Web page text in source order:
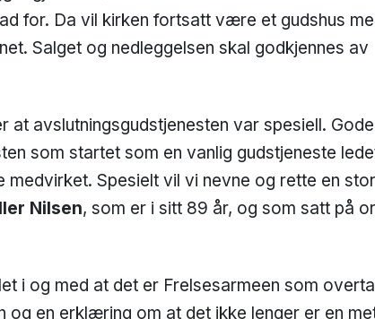
for. Da vil kirken fortsatt være et gudshus
Salget og nedleggelsen skal godkjennes av
at avslutningsgudstjenesten var spesiell.
som startet som en vanlig gudstjeneste
medvirket. Spesielt vil vi nevne og rette en
Nilsen, som er i sitt 89 år, og som satt på
i og med at det er Frelsesarmeen som
og en erklæring om at det ikke lenger er en